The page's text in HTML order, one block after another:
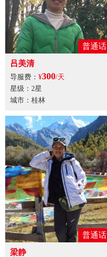
普通话
吕美清
导服费： ¥300/天
星级：2星
城市：桂林
普通话
梁静